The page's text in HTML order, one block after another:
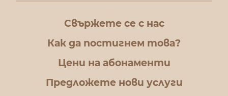
Свържете се с нас
Как да постигнем това?
Цени на абонаменти
Предложете нови услуги